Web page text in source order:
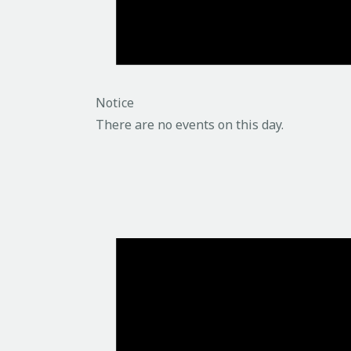
Notice
There are no events on this day.